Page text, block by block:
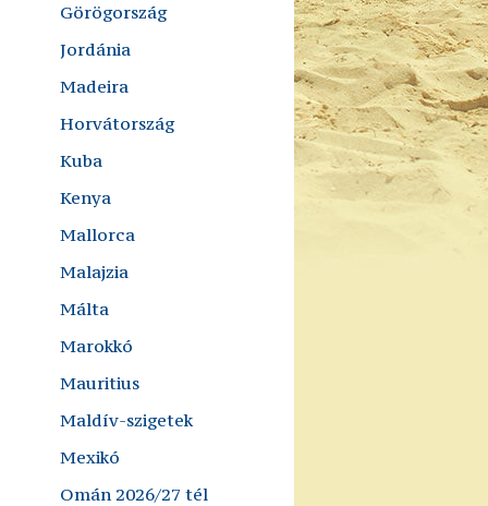
Görögország
Jordánia
Madeira
Horvátország
Kuba
Kenya
Mallorca
Malajzia
Málta
Marokkó
Mauritius
Maldív-szigetek
Mexikó
Omán 2026/27 tél